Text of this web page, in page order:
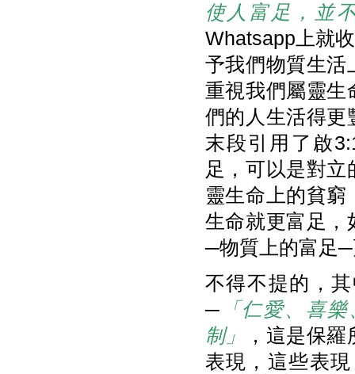
使人富足，並
Whatsapp上就
予我們物質生活
重視我們屬靈生
們的人生活得更
末段引用了啟
足，可以是對
靈生命上的貧
生命就更富足，
─物質上的富足
不得不提的，
─「仁愛、喜樂
制」
，這是保
表現，這些表現